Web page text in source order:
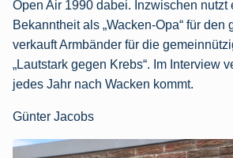
Open Air 1990 dabei. Inzwischen nutzt
Bekanntheit als „Wacken-Opa“ für den
verkauft Armbänder für die
„Lautstark gegen Krebs“. Im Interview
jedes Jahr nach Wacken kommt.
Günter Jacobs